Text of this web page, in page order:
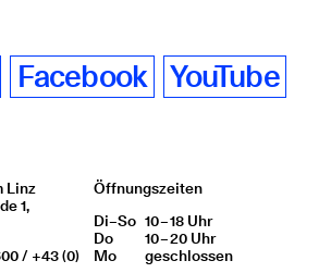
Facebook YouTube
Linz
1,
/ +43 (0)
Öffnungszeiten
WochentagÖffnungszeiten
Di–So 10 – 18 Uhr
Do
10 – 20 Uhr
Mo
geschlos­sen